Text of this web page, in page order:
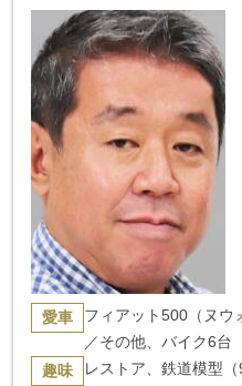
愛車
フィアット500（ヌウ
／その他、バイク6台
趣味
レストア、鉄道模型